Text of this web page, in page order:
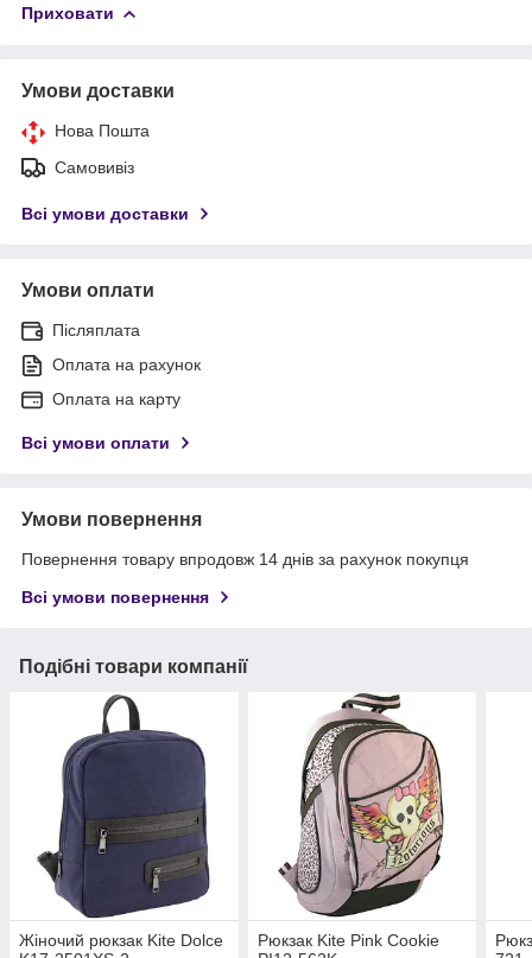
Приховати
Умови доставки
Нова Пошта
Самовивіз
Всі умови доставки
Умови оплати
Післяплата
Оплата на рахунок
Оплата на карту
Всі умови оплати
Умови повернення
Повернення товару впродовж 14 днів за рахунок покупця
Всі умови повернення
Подібні товари компанії
Жіночий рюкзак Kite Dolce
Рюкзак Kite Pink Cookie